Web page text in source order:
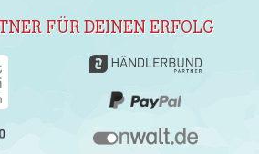
FÜR DEINEN ERFOLG